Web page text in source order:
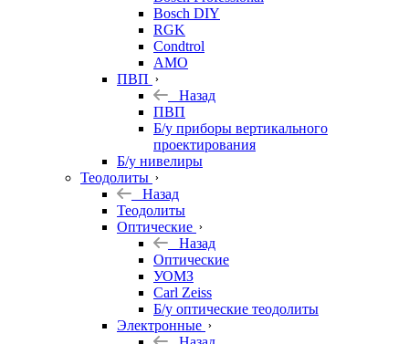
Bosch DIY
RGK
Condtrol
AMO
ПВП
Назад
ПВП
Б/у приборы вертикального
проектирования
Б/у нивелиры
Теодолиты
Назад
Теодолиты
Оптические
Назад
Оптические
УОМЗ
Carl Zeiss
Б/у оптические теодолиты
Электронные